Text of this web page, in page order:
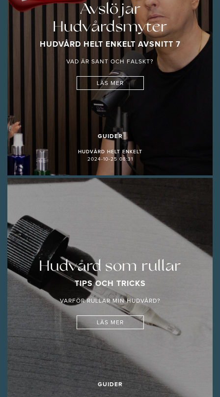
Avslöjar
Hudvårdsmyter
HUDVÅRD HELT ENKELT AVSNITT 7
VAD ÄR SANT OCH FALSKT?
LÄS MER
GUIDER
HUDVÅRD HELT ENKELT
2024-10-25 08:31
Hudvård som rullar
TIPS OCH TRICKS
VARFÖR RULLAR MIN HUDVÅRD?
LÄS MER
GUIDER